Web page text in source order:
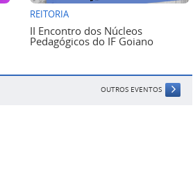
REITORIA
II Encontro dos Núcleos
Pedagógicos do IF Goiano
OUTROS EVENTOS